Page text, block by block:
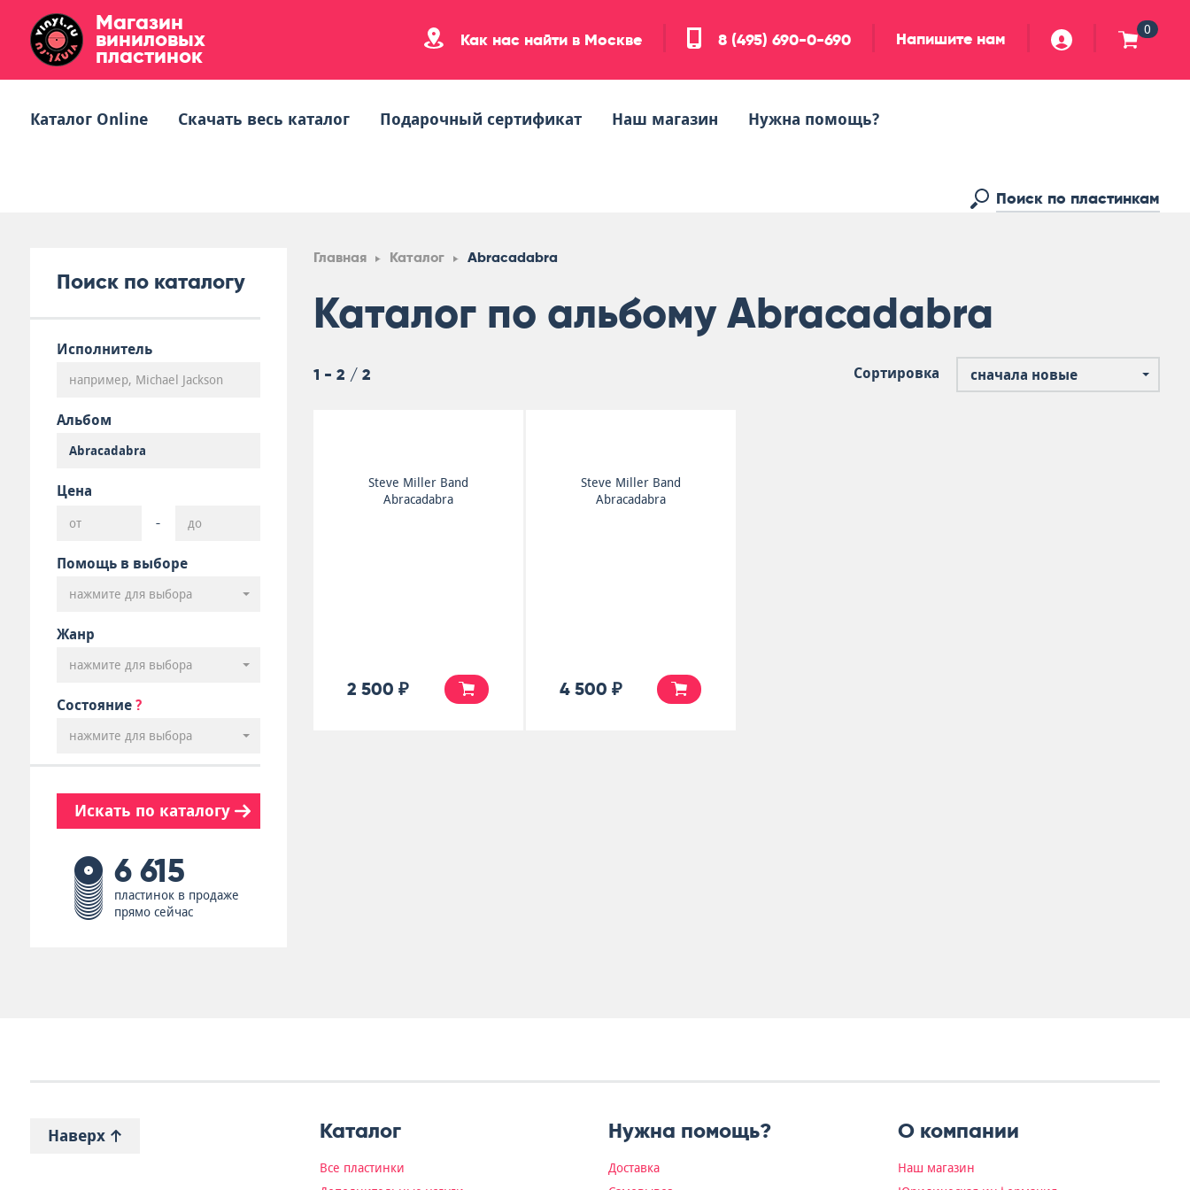
Магазин
виниловых
пластинок
Как нас найти в Москве 8 (495) 690-0-690 Напишите нам 0
Каталог Online Скачать весь каталог Подарочный сертификат Наш магазин Нужна помощь?
Поиск по каталогу
Исполнитель
Альбом
Цена
-
Помощь в выборе
нажмите для выбора
Жанр
нажмите для выбора
Состояние ?
нажмите для выбора
Искать по каталогу
6 615
пластинок в продаже
прямо сейчас
Главная Каталог Abracadabra
Каталог по альбому Abracadabra
1 - 2 / 2 Сортировка сначала новые
Steve Miller Band
Abracadabra
2 500 ₽
Steve Miller Band
Abracadabra
4 500 ₽
Наверх Каталог
Все пластинки
Нужна помощь?
Доставка
О компании
Наш магазин